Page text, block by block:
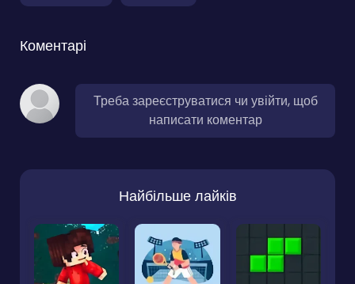
Коментарі
Треба зареєструватися чи увійти, щоб
написати коментар
Найбільше лайків